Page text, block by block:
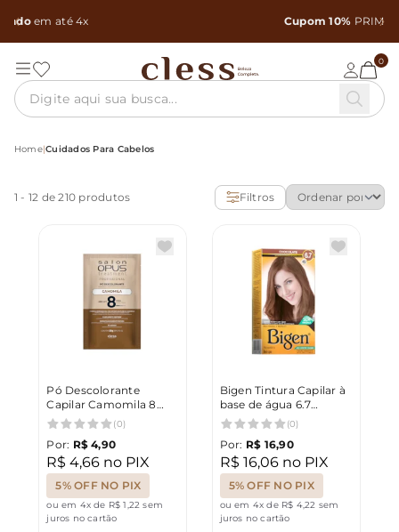
Cupom 10% Copiar
0
Home|Cuidados Para Cabelos
1 - 12 de 210 produtos Filtros
Pó Descolorante
Capilar Camomila 8
Tons Salon Opus 20g
(0)
Por: R$ 4,90
R$ 4,66 no PIX
5% OFF NO PIX
ou em 4x de R$ 1,22 sem
juros no cartão
Bigen Tintura Capilar à
base de água 6.7
Chocolate
(0)
Por: R$ 16,90
R$ 16,06 no PIX
5% OFF NO PIX
ou em 4x de R$ 4,22 sem
juros no cartão